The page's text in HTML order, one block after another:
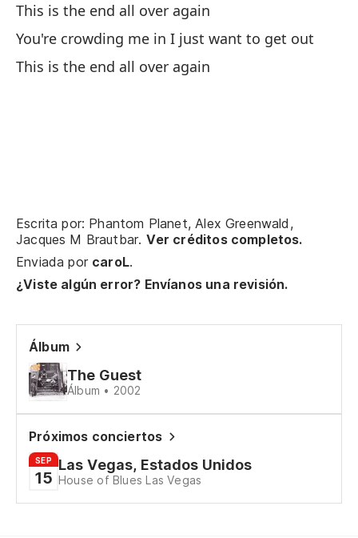
This is the end all over again
You're crowding me in I just want to get out
This is the end all over again
Escrita por: Phantom Planet, Alex Greenwald,
Jacques M Brautbar. Ver créditos completos.
Enviada por caroL.
¿Viste algún error? Envíanos una revisión.
Álbum
The Guest
Álbum • 2002
Próximos conciertos
SEP
15
Las Vegas, Estados Unidos
House of Blues Las Vegas